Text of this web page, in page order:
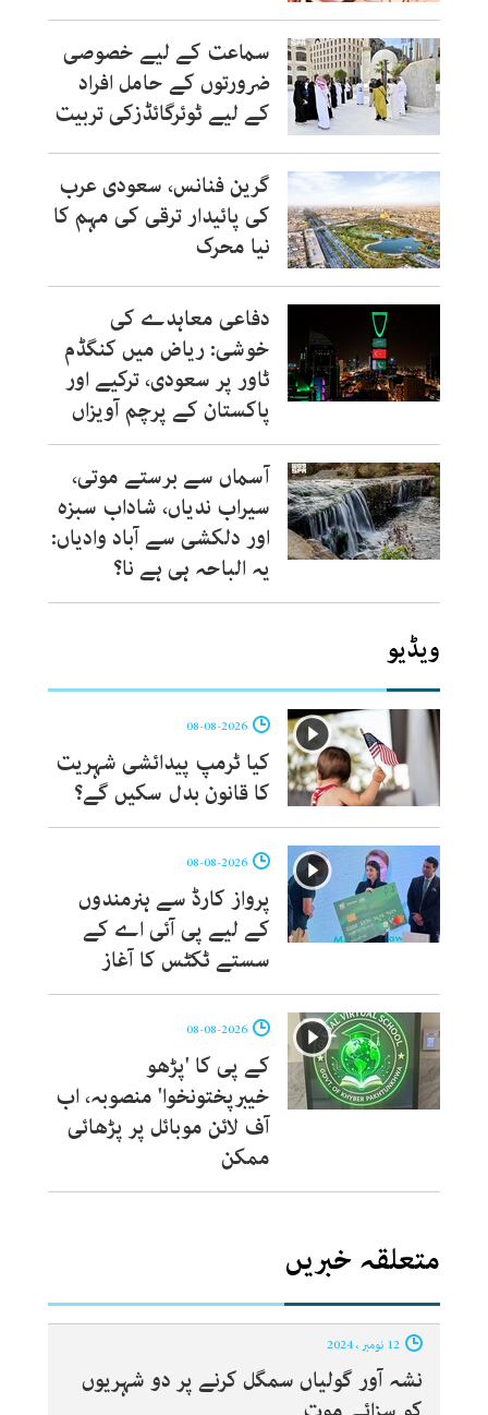
سماعت کے لیے خصوصی
ضرورتوں کے حامل افراد
کے لیے ٹوئرگائڈزکی تربیت
گرین فنانس، سعودی عرب
کی پائیدار ترقی کی مہم کا
نیا محرک
دفاعی معاہدے کی
خوشی: ریاض میں کنگڈم
ٹاور پر سعودی، ترکیے اور
پاکستان کے پرچم آویزاں
آسماں سے برستے موتی،
سیراب ندیاں، شاداب سبزہ
اور دلکشی سے آباد وادیاں:
یہ الباحہ ہی ہے نا؟
ویڈیو
کیا ٹرمپ پیدائشی شہریت
کا قانون بدل سکیں گے؟
پرواز کارڈ سے ہنرمندوں
کے لیے پی آئی اے کے
سستے ٹکٹس کا آغاز
کے پی کا 'پڑھو
خیبرپختونخوا' منصوبہ، اب
آف لائن موبائل پر پڑھائی
ممکن
متعلقہ خبریں
نشہ آور گولیاں سمگل کرنے پر دو شہریوں